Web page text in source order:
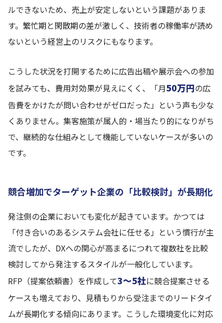
ルできないため、売上が安定しないという課題がありま
す。繁忙期と閑散期の差が激しく、技術者の稼働率が読め
ないという経営上のリスクにもなります。
こうした状況を打開するために広告出稿や展示会への参加
を試みても、費用対効果が見えにくく、「月50万円の広
告費をかけたが問い合わせがゼロだった」という声も少な
くありません。集客施策が属人的・場当たり的になりがち
で、継続的な仕組みとして機能していないケースが多いの
です。
競合増加でターゲット企業の「比較検討」が長期化
発注側の企業においても変化が起きています。かつては
「付き合いのあるシステム会社に任せる」という慣行が主
流でしたが、DXへの関心が高まるにつれて複数社を比較
検討してから発注するスタイルが一般化しています。
RFP（提案依頼書）を作成して3〜5社に競合提案させる
ケースも増えており、見積もりから受注までのリードタイ
ムが長期化する傾向にあります。こうした環境変化に対応